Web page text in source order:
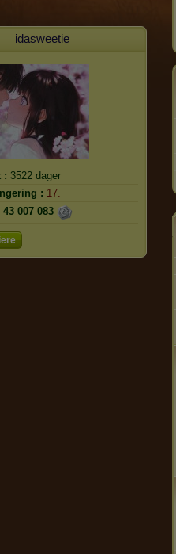
idasweetie
: 3522 dager
: 17.
43 007 083